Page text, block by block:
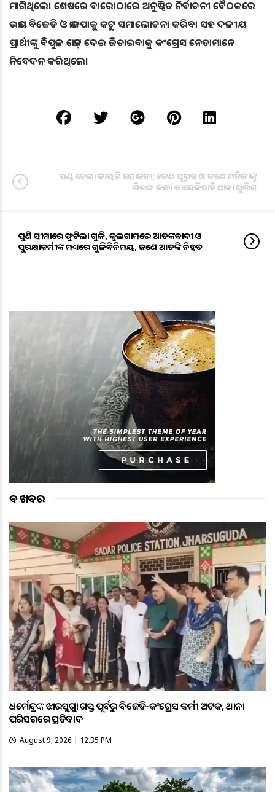
ମାଗିଥିଲେ। ଶେଷରେ ବାରୋଠାରେ ଅନୁଷ୍ଠିତ ନିର୍ବାଚନୀ ବୈଠକରେ
ଉଭୟ ବିଜେଡି ଓ ଭାଜପାକୁ କଟୁ ସମାଲୋଚନା କରିବା ସହ ଦଳୀୟ
ପ୍ରାର୍ଥୀଙ୍କୁ ବିପୁଳ ଭୋଟ୍‌ ଦେଇ ଜିତାଇବାକୁ କଂଗ୍ରେସ ନେତାମାନେ
ନିବେଦନ କରିଥିଲେ।
ପଣ୍ଡ ହେଲା ଡକାୟତି ‌ଯୋଜନା; ୫ଜଣ ପୁରୁଷ ଓ ଜଣେ ମହିଳାଙ୍କୁ
ଗିରଫ କଲା ବାସେଳିସାହି ଥାନା ପୁଲିସ
ପୁଣି ସୀମାରେ ଫୁଟିଲା ଗୁଳି, କୁଲଗାମରେ ଆତଙ୍କବାଦୀ ଓ
ସୁରକ୍ଷାକର୍ମୀଙ୍କ ମଧ୍ୟରେ ଗୁଳିବିନିମୟ, ଜଣେ ଆତଙ୍କି ନିହତ
ବଡ ଖବର
ଧର୍ମେନ୍ଦ୍ରଙ୍କ ଝାରସୁଗୁଡ଼ା ଗସ୍ତ ପୂର୍ବରୁ ବିଜେଡି-କଂଗ୍ରେସ କର୍ମୀ ଅଟକ, ଥାନା
ପରିସରରେ ପ୍ରତିବାଦ
August 9, 2026 | 12:35 PM